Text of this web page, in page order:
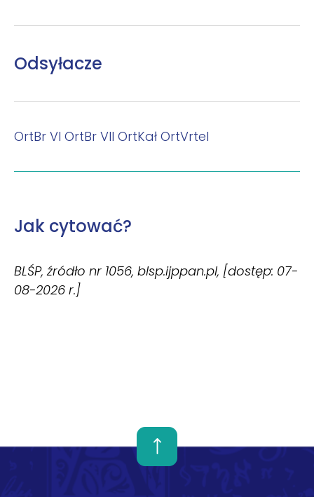
Odsyłacze
OrtBr VI OrtBr VII OrtKał OrtVrtel
Jak cytować?
BLŚP, źródło nr 1056, blsp.ijppan.pl, [dostęp: 07-
08-2026 r.]